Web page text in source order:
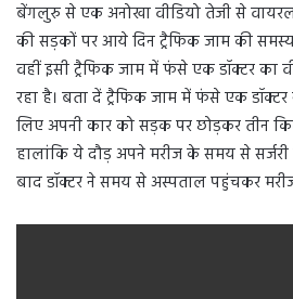
बेंगलुरु से एक अनोखा वीडियो तेजी से
की सड़कों पर आये दिन ट्रैफिक जाम की
वहीं इसी ट्रैफिक जाम में फंसे एक डॉक्टर का
रहा है। बता दें ट्रैफिक जाम में फंसे एक
लिए अपनी कार को सड़क पर छोड़कर तीन
हालांकि ये दौड़ अपने मरीज के समय से
बाद डॉक्टर ने समय से अस्पताल पहुंचकर